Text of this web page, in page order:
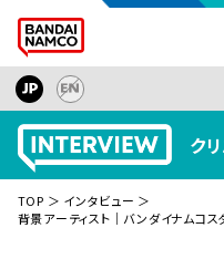
ク
TOP
インタビュー
背景アーティスト｜バンダイナムコ